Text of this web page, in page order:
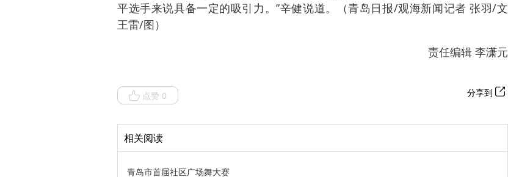
平选手来说具备一定的吸引力。”辛健说道。（青岛日报/观海新闻记者 张羽/文
王雷/图）
责任编辑 李潇元
点赞 0 分享到
相关阅读
青岛市首届社区广场舞大赛